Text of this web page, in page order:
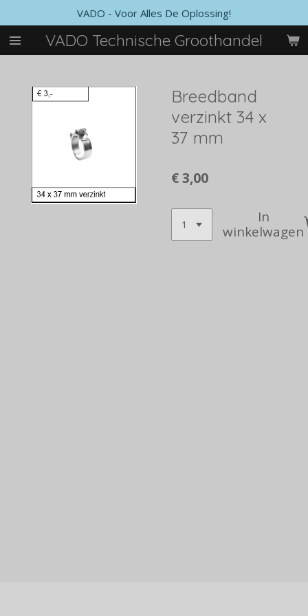
direct
naar
de
VADO Technische Groothandel
VADO - Voor Alles De Oplossing!
Breedband
verzinkt 34 x
37 mm
€ 3,00
In
winkelwagen